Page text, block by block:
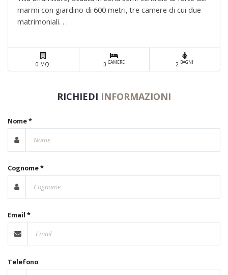
marmi con giardino di 600 metri, tre camere di cui due
matrimoniali. . .
0 MQ. 3CAMERE 2 BAGNI
RICHIEDI INFORMAZIONI
Nome *
Cognome *
Email *
Telefono